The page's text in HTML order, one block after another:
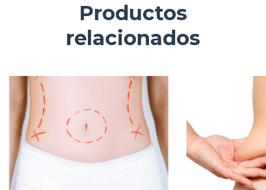
Productos
relacionados